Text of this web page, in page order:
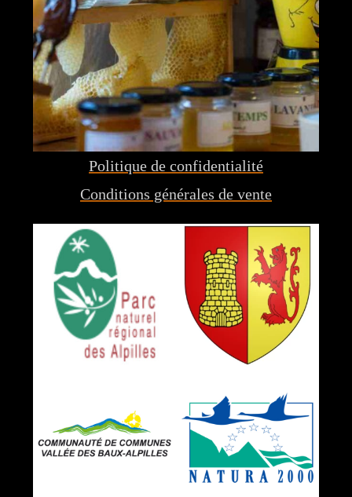
Politique de confidentialité
Conditions générales de vente